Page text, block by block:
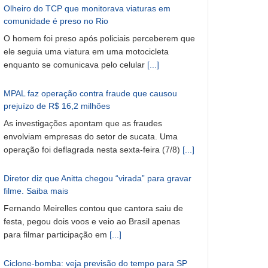
Olheiro do TCP que monitorava viaturas em
comunidade é preso no Rio
O homem foi preso após policiais perceberem que
ele seguia uma viatura em uma motocicleta
enquanto se comunicava pelo celular [...]
MPAL faz operação contra fraude que causou
prejuízo de R$ 16,2 milhões
As investigações apontam que as fraudes
envolviam empresas do setor de sucata. Uma
operação foi deflagrada nesta sexta-feira (7/8) [...]
Diretor diz que Anitta chegou “virada” para gravar
filme. Saiba mais
Fernando Meirelles contou que cantora saiu de
festa, pegou dois voos e veio ao Brasil apenas
para filmar participação em [...]
Ciclone-bomba: veja previsão do tempo para SP